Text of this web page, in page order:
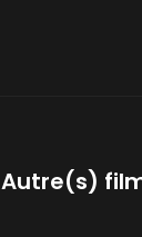
Autre(s)